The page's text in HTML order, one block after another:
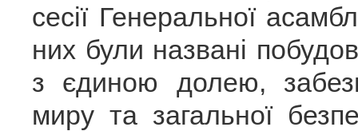
сесії Генеральної
них були названі
з єдиною долею,
миру та загальної